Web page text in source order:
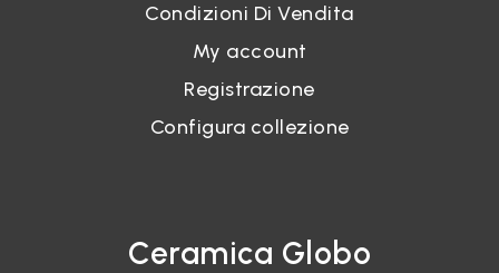
Condizioni Di Vendita
My account
Registrazione
Configura collezione
Ceramica Globo